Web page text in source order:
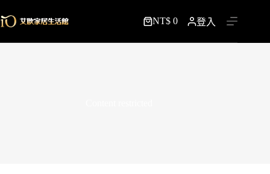
至
購
物
NT$ 0 登入